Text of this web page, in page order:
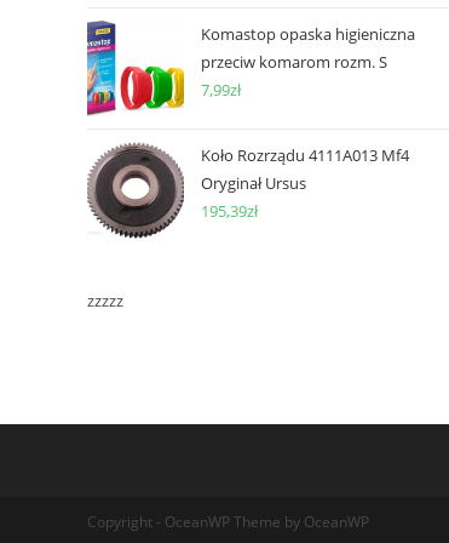
Komastop opaska higieniczna
przeciw komarom rozm. S
7,99zł
Koło Rozrządu 4111A013 Mf4
Oryginał Ursus
195,39zł
zzzzz
Copyright - OceanWP Theme by OceanWP